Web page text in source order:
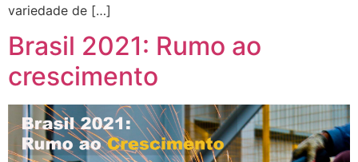
variedade de […]
Brasil 2021: Rumo ao
crescimento